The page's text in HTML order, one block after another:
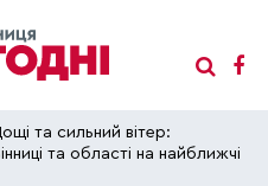
та сильний вітер:
та області на найближчі